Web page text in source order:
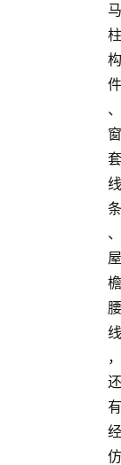
马
柱
构
件
、
窗
套
线
条
、
屋
檐
腰
线
，
还
有
经
仿